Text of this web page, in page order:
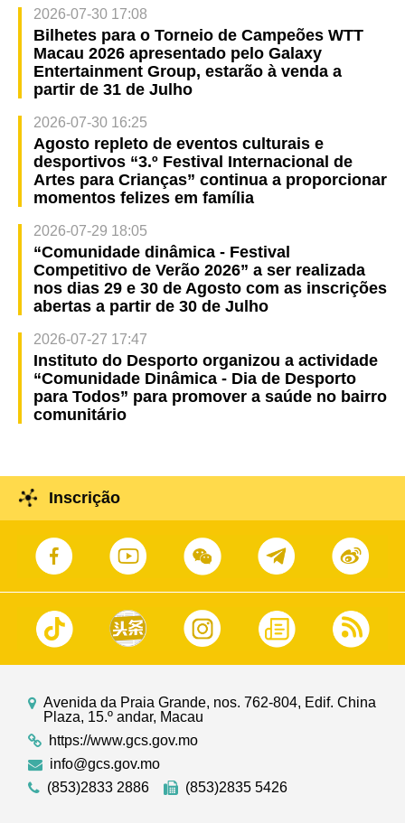
2026-07-30 17:08
Bilhetes para o Torneio de Campeões WTT
Macau 2026 apresentado pelo Galaxy
Entertainment Group, estarão à venda a
partir de 31 de Julho
2026-07-30 16:25
Agosto repleto de eventos culturais e
desportivos “3.º Festival Internacional de
Artes para Crianças” continua a proporcionar
momentos felizes em família
2026-07-29 18:05
“Comunidade dinâmica - Festival
Competitivo de Verão 2026” a ser realizada
nos dias 29 e 30 de Agosto com as inscrições
abertas a partir de 30 de Julho
2026-07-27 17:47
Instituto do Desporto organizou a actividade
“Comunidade Dinâmica - Dia de Desporto
para Todos” para promover a saúde no bairro
comunitário
Inscrição
Avenida da Praia Grande, nos. 762-804, Edif. China
Plaza, 15.º andar, Macau
https://www.gcs.gov.mo
info@gcs.gov.mo
(853)2833 2886
(853)2835 5426